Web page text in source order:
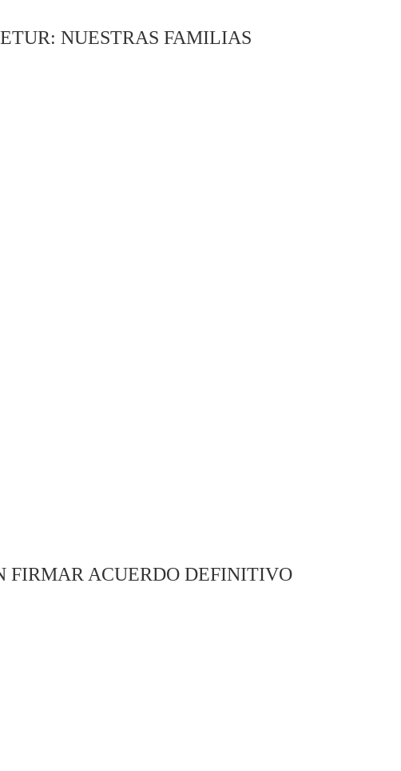
NUESTRAS FAMILIAS
FIRMAR ACUERDO DEFINITIVO